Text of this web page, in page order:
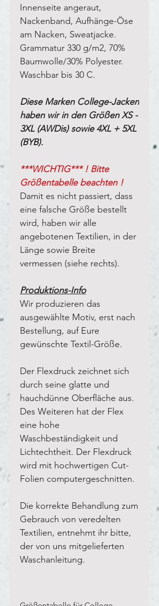
Innenseite angeraut,
Nackenband, Aufhänge-Öse
am Nacken, Sweatjacke.
Grammatur 330 g/m2, 70%
Baumwolle/30% Polyester.
Waschbar bis 30 C.
Diese Marken College-Jacken
haben wir in den Größen XS -
3XL (AWDis) sowie 4XL + 5XL
(BYB).
***WICHTIG*** ! Bitte
Größentabelle beachten !
Damit es nicht passiert, dass
eine falsche Größe bestellt
wird, haben wir alle
angebotenen Textilien, in der
Länge sowie Breite
vermessen (siehe rechts).
Produktions-Info
Wir produzieren das
ausgewählte Motiv, erst nach
Bestellung, auf Eure
gewünschte Textil-Größe.
Der Flexdruck zeichnet sich
durch seine glatte und
hauchdünne Oberfläche aus.
Des Weiteren hat der Flex
eine hohe
Waschbeständigkeit und
Lichtechtheit. Der Flexdruck
wird mit hochwertigen Cut-
Folien computergeschnitten.
Die korrekte Behandlung zum
Gebrauch von veredelten
Textilien, entnehmt ihr bitte,
der von uns mitgelieferten
Waschanleitung.